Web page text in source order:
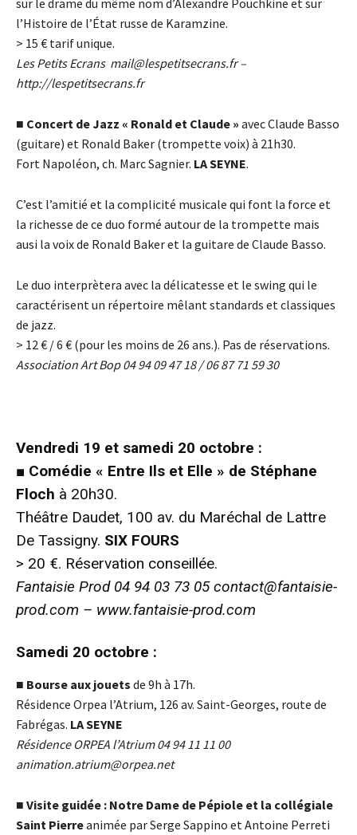
l’Histoire de l’État russe de Karamzine.
> 15 € tarif unique.
Les Petits Ecrans mail@lespetitsecrans.fr–
http://lespetitsecrans.fr
■ Concert de Jazz « Ronald et Claude » avec Claude Basso
(guitare) et Ronald Baker (trompette voix) à 21h30.
Fort Napoléon, ch. Marc Sagnier. LA SEYNE.
C’est l’amitié et la complicité musicale qui font la force et
la richesse de ce duo formé autour de la trompette mais
ausi la voix de Ronald Baker et la guitare de Claude Basso.
Le duo interprètera avec la délicatesse et le swing qui le
caractérisent un répertoire mêlant standards et classiques
de jazz.
> 12 € / 6 € (pour les moins de 26 ans.). Pas de réservations.
Association Art Bop 04 94 09 47 18 / 06 87 71 59 30
Vendredi 19 et samedi 20 octobre :
■ Comédie « Entre Ils et Elle » de Stéphane
Floch à 20h30.
Théâtre Daudet, 100 av. du Maréchal de Lattre
De Tassigny. SIX FOURS
> 20 €. Réservation conseillée.
Fantaisie Prod 04 94 03 73 05contact@fantaisie-
prod.com – www.fantaisie-prod.com
Samedi 20 octobre :
■ Bourse aux jouets de 9h à 17h.
Résidence Orpea l’Atrium, 126 av. Saint-Georges, route de
Fabrégas. LA SEYNE
Résidence ORPEA l’Atrium 04 94 11 11 00
animation.atrium@orpea.net
■ Visite guidée : Notre Dame de Pépiole et la collégiale
Saint Pierreanimée par Serge Sappino et Antoine Perreti